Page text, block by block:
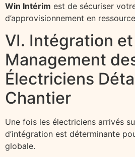
Win Intérim est de sécuriser
d’approvisionnement en
VI. Intégration et
Management
Électriciens
Chantier
Une fois les électriciens arrivés
d’intégration est déterminante
globale.